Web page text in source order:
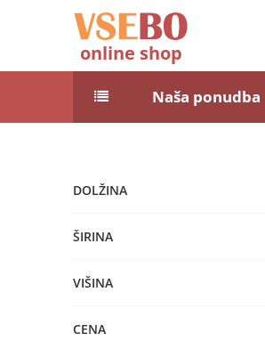
online shop
Naša ponudba
DOLŽINA
ŠIRINA
VIŠINA
CENA